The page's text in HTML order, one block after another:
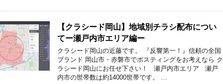
【クラシード岡山】地域別チラシ配布につい
てー瀬戸内市エリア編ー
クラシード岡山の近藤です。 『反響第一！』信頼の全国
ブランド 岡山市・赤磐市でポスティングをお考えなら ク
ラシード岡山にお任せ下さい！ 瀬戸内市エリア 瀬戸
内市の世帯数は約14000世帯です。 …